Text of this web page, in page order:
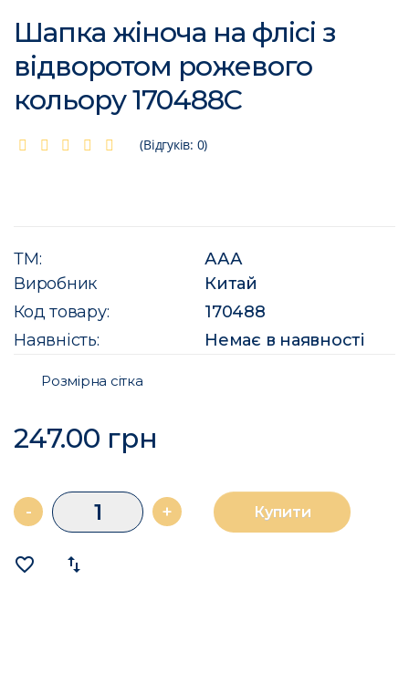
Шапка жіноча на флісі з
відворотом рожевого
кольору 170488C
(Відгуків: 0)
ТМ:
ААА
Виробник
Китай
Код товару:
170488
Наявність:
Немає в наявності
Розмірна сітка
247.00 грн
- + Купити
favorite_border import_export